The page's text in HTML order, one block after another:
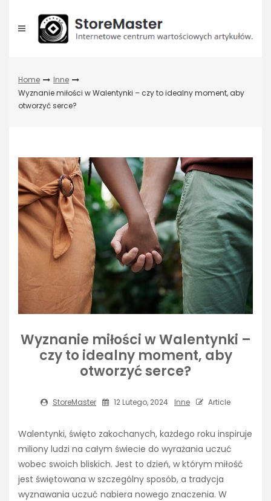
content
Home
Inne
Wyznanie miłości w Walentynki – czy to idealny moment, aby
otworzyć serce?
Wyznanie miłości w Walentynki –
czy to idealny moment, aby
otworzyć serce?
StoreMaster 12 Lutego, 2024 Inne Article
Walentynki, święto zakochanych, każdego roku inspiruje
miliony ludzi na całym świecie do wyrażania uczuć
wobec swoich bliskich. Jest to dzień, w którym miłość
jest świętowana w szczególny sposób, a tradycja
wyznawania uczuć nabiera nowego znaczenia. W